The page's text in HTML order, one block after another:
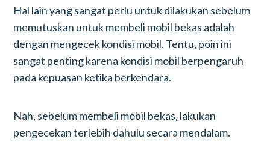
Hal lain yang sangat perlu untuk dilakukan sebelum
memutuskan untuk membeli mobil bekas adalah
dengan mengecek kondisi mobil. Tentu, poin ini
sangat penting karena kondisi mobil berpengaruh
pada kepuasan ketika berkendara.
Nah, sebelum membeli mobil bekas, lakukan
pengecekan terlebih dahulu secara mendalam.